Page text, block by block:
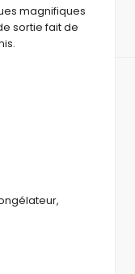
magnifiques
sortie fait de